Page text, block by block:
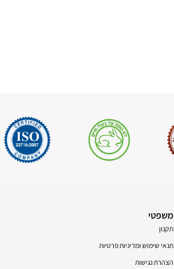
משפטי
תקנון
תנאי שימוש ומדיניות פרטיות
הצהרת נגישות